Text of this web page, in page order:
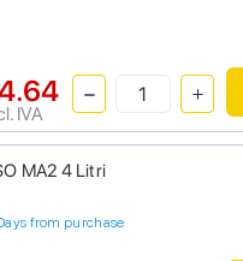
IVA
MA2 4 Litri
from purchase